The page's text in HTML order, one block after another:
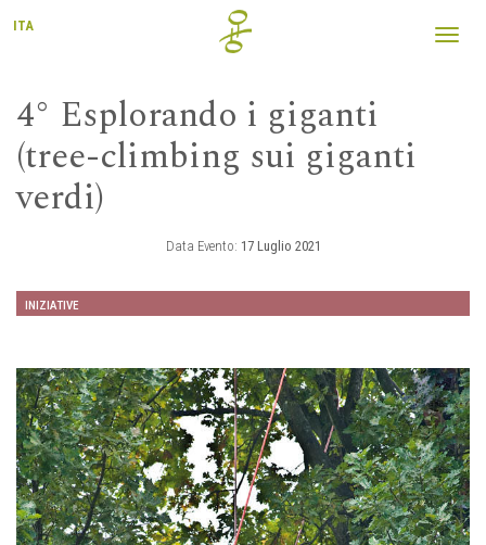
ITA
4° Esplorando i giganti
(tree-climbing sui giganti
verdi)
Data Evento: 17 Luglio 2021
INIZIATIVE